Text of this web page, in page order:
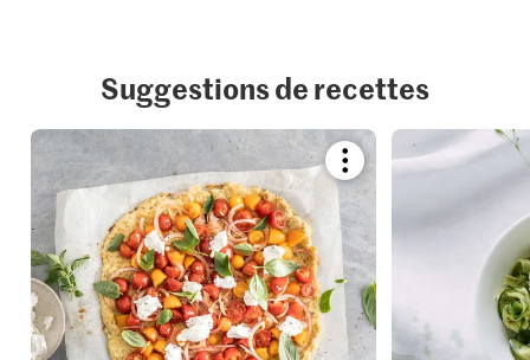
Suggestions de recettes
Bookmark
recipe
add
it
your
collections.